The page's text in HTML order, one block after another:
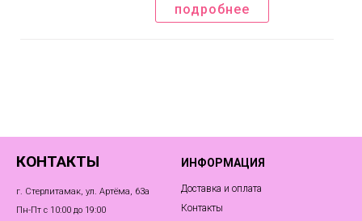
подробнее
КОНТАКТЫ
г. Стерлитамак, ул. Артёма, 63а
Пн-Пт с 10:00 до 19:00
ИНФОРМАЦИЯ
Доставка и оплата
Контакты